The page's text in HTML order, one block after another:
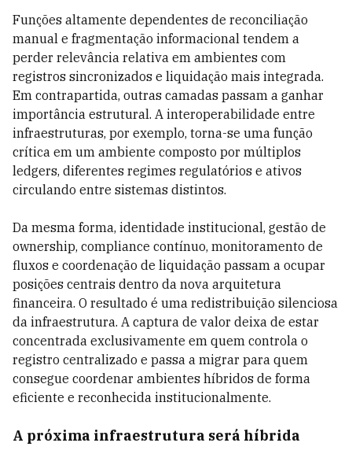
Funções altamente dependentes de reconciliação
manual e fragmentação informacional tendem a
perder relevância relativa em ambientes com
registros sincronizados e liquidação mais integrada.
Em contrapartida, outras camadas passam a ganhar
importância estrutural. A interoperabilidade entre
infraestruturas, por exemplo, torna-se uma função
crítica em um ambiente composto por múltiplos
ledgers, diferentes regimes regulatórios e ativos
circulando entre sistemas distintos.
Da mesma forma, identidade institucional, gestão de
ownership, compliance contínuo, monitoramento de
fluxos e coordenação de liquidação passam a ocupar
posições centrais dentro da nova arquitetura
financeira. O resultado é uma redistribuição silenciosa
da infraestrutura. A captura de valor deixa de estar
concentrada exclusivamente em quem controla o
registro centralizado e passa a migrar para quem
consegue coordenar ambientes híbridos de forma
eficiente e reconhecida institucionalmente.
A próxima infraestrutura será híbrida